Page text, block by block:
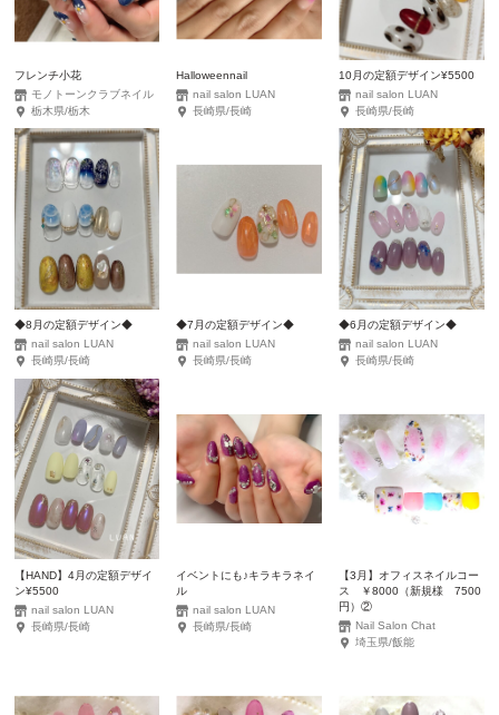
フレンチ小花
モノトーンクラブネイル
栃木県/栃木
Halloweennail
nail salon LUAN
長崎県/長崎
10月の定額デザイン¥5500
nail salon LUAN
長崎県/長崎
◆8月の定額デザイン◆
nail salon LUAN
長崎県/長崎
◆7月の定額デザイン◆
nail salon LUAN
長崎県/長崎
◆6月の定額デザイン◆
nail salon LUAN
長崎県/長崎
【HAND】4月の定額デザイ
ン¥5500
nail salon LUAN
長崎県/長崎
イベントにも♪キラキラネイ
ル
nail salon LUAN
長崎県/長崎
【3月】オフィスネイルコー
ス ￥8000（新規様 7500
円）②
Nail Salon Chat
埼玉県/飯能